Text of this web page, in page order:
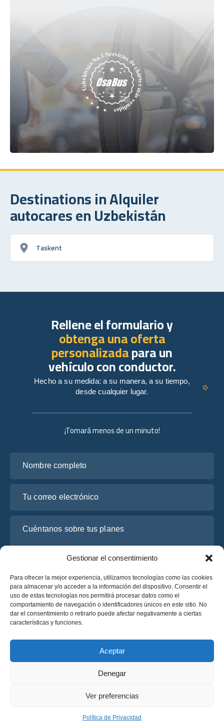
Gestionar el consentimiento
Para ofrecer la mejor experiencia, utilizamos tecnologías como las cookies
para almacenar y/o acceder a la información del dispositivo. Consentir el
uso de estas tecnologías nos permitirá procesar datos como el
comportamiento de navegación o identificadores únicos en este sitio. No
dar el consentimiento o retirarlo puede afectar negativamente a ciertas
características y funciones.
Aceptar
Denegar
Ver preferencias
Política de Privacidad
Destinations in Alquiler
autocares en Uzbekistán
Taskent
Política de Privacidad
Términos y Condiciones
¡Tomará menos de un minuto!
He leído y acepto la
Solicite un presupuesto
Solicite un presupuesto
Rellene el formulario y
obtenga una oferta
personalizadapara un
vehículo con conductor.
Hecho a su medida: a su manera, a su tiempo,
desde cualquier lugar.